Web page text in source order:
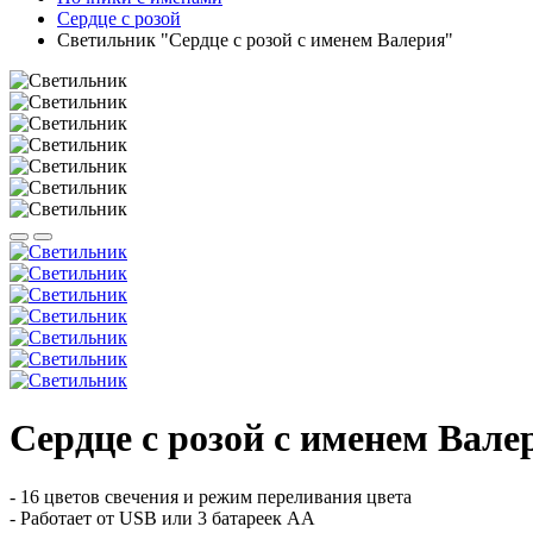
Сердце с розой
Светильник "Сердце с розой с именем Валерия"
Сердце с розой с именем
- 16 цветов свечения и режим переливания цвета
- Работает от USB или 3 батареек АА